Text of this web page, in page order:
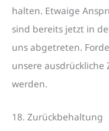
halten. Etwaige
sind bereits jetzt in
uns abgetreten.
unsere
werden.
18. Zurückbehaltung